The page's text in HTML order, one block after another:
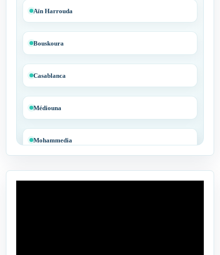
Aïn Harrouda
Bouskoura
Casablanca
Médiouna
Mohammedia
Tit Mellil